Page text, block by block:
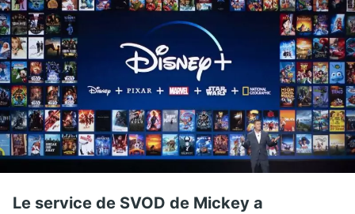
Le service de SVOD de Mickey a